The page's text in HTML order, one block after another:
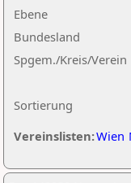
Ebene
Sortierung
Bundesland
Spgem./Kreis/Verein
Vereinslisten:Wien